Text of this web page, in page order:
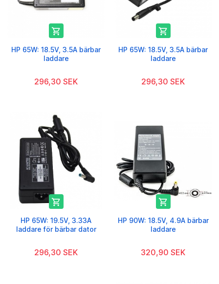

HP 65W: 18.5V, 3.5A bärbar
laddare
296,30 SEK

HP 65W: 18.5V, 3.5A bärbar
laddare
296,30 SEK

HP 65W: 19.5V, 3.33A
laddare för bärbar dator
296,30 SEK

HP 90W: 18.5V, 4.9A bärbar
laddare
320,90 SEK